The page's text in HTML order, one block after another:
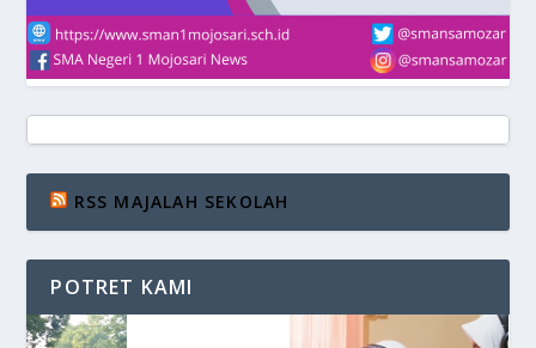
RSS MAJALAH SEKOLAH
POTRET KAMI